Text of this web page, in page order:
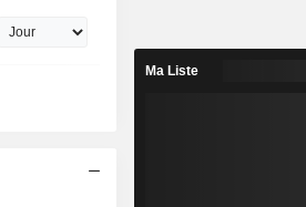
Ma Liste